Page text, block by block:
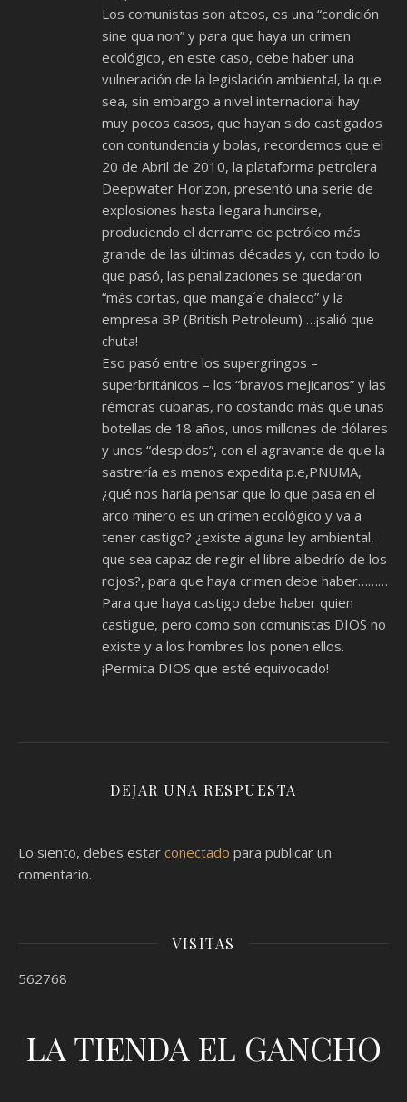
Los comunistas son ateos, es una “condición
sine qua non” y para que haya un crimen
ecológico, en este caso, debe haber una
vulneración de la legislación ambiental, la que
sea, sin embargo a nivel internacional hay
muy pocos casos, que hayan sido castigados
con contundencia y bolas, recordemos que el
20 de Abril de 2010, la plataforma petrolera
Deepwater Horizon, presentó una serie de
explosiones hasta llegara hundirse,
produciendo el derrame de petróleo más
grande de las últimas décadas y, con todo lo
que pasó, las penalizaciones se quedaron
“más cortas, que manga´e chaleco” y la
empresa BP (British Petroleum) …¡salió que
chuta!
Eso pasó entre los supergringos –
superbritánicos – los “bravos mejicanos” y las
rémoras cubanas, no costando más que unas
botellas de 18 años, unos millones de dólares
y unos “despidos”, con el agravante de que la
sastrería es menos expedita p.e,PNUMA,
¿qué nos haría pensar que lo que pasa en el
arco minero es un crimen ecológico y va a
tener castigo? ¿existe alguna ley ambiental,
que sea capaz de regir el libre albedrío de los
rojos?, para que haya crimen debe haber………
Para que haya castigo debe haber quien
castigue, pero como son comunistas DIOS no
existe y a los hombres los ponen ellos.
¡Permita DIOS que esté equivocado!
DEJAR UNA RESPUESTA
Lo siento, debes estar conectado para publicar un
comentario.
VISITAS
562768
LA TIENDA EL GANCHO